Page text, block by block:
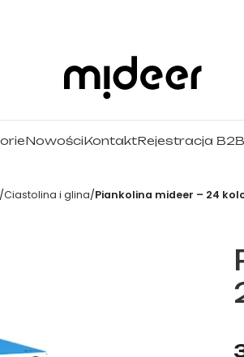
NowościKontaktRejestracja B2B
Ciastolina i glina Piankolina mideer – 24